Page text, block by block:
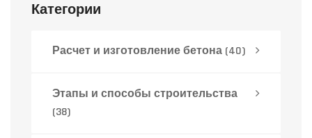
Категории
Расчет и изготовление бетона (40)
Этапы и способы строительства
(38)